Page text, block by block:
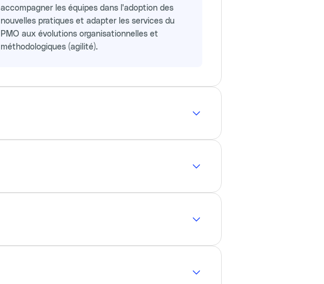
accompagner les équipes dans l'adoption des
nouvelles pratiques et adapter les services du
PMO aux évolutions organisationnelles et
méthodologiques (agilité).